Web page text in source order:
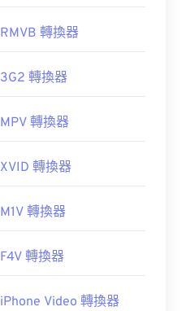
RMVB 轉換器
3G2 轉換器
MPV 轉換器
XVID 轉換器
M1V 轉換器
F4V 轉換器
iPhone Video 轉換器